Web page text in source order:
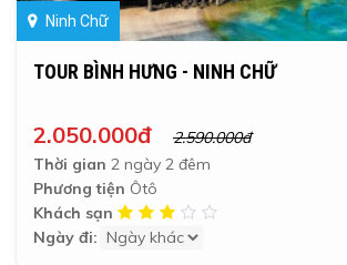
Ninh Chữ
TOUR BÌNH HƯNG - NINH CHỮ
2.050.000đ
2.590.000đ
Thời gian 2 ngày 2 đêm
Phương tiện Ôtô
Khách sạn
Ngày đi: